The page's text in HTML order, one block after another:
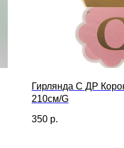
Гирлянда С ДР
210см/G
350 р.